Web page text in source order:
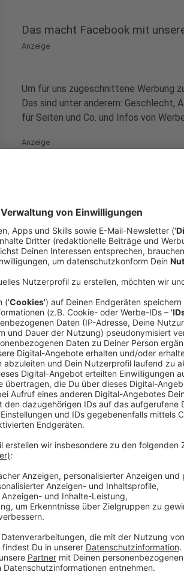
Das macht Facebook mit
Anzeige
Um für uns zugeschnittene Werbung
Das sind unter anderem: Geschlecht,
für Seiten und Co. und Infos von
Anzeige
neuerdings auch
weiteren mit den Daten aus
Bundeskartellamt aber geklagt,
gegen die Datenschutz-
Recht und schob Facebook einen
Was wir machen können
Anzeige
Unter"Einstellungen" -> "Deine
Daten Facebook von anderen
verwendet. Nutzer können diesen
was Facebook alles von einem
können Nutzer auch angeben, dass
wünschen.
Anzeige
Welche Daten Whatsapp
Anzeige